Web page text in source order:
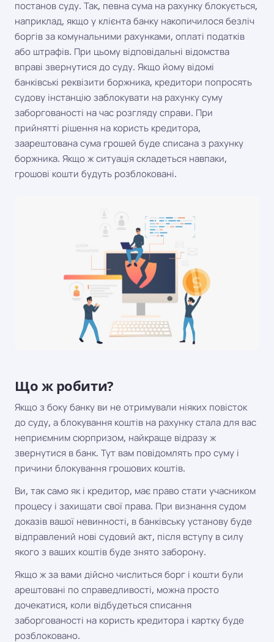
постанов суду. Так, певна сума на рахунку блокується,
наприклад, якщо у клієнта банку накопичилося безліч
боргів за комунальними рахунками, оплаті податків
або штрафів. При цьому відповідальні відомства
вправі звернутися до суду. Якщо йому відомі
банківські реквізити боржника, кредитори попросять
судову інстанцію заблокувати на рахунку суму
заборгованості на час розгляду справи. При
прийнятті рішення на користь кредитора,
заарештована сума грошей буде списана з рахунку
боржника. Якщо ж ситуація складеться навпаки,
грошові кошти будуть розблоковані.
Що ж робити?
Якщо з боку банку ви не отримували ніяких повісток
до суду, а блокування коштів на рахунку стала для вас
неприємним сюрпризом, найкраще відразу ж
звернутися в банк. Тут вам повідомлять про суму і
причини блокування грошових коштів.
Ви, так само як і кредитор, має право стати учасником
процесу і захищати свої права. При визнання судом
доказів вашої невинності, в банківську установу буде
відправлений нові судовий акт, після вступу в силу
якого з ваших коштів буде знято заборону.
Якщо ж за вами дійсно числиться борг і кошти були
арештовані по справедливості, можна просто
дочекатися, коли відбудеться списання
заборгованості на користь кредитора і картку буде
розблоковано.